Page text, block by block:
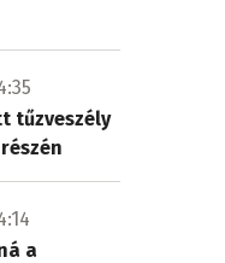
tűzveszély
a